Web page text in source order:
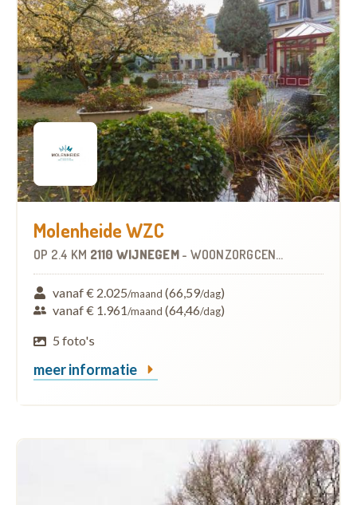
Molenheide WZC
OP 2.4 KM 2110 WIJNEGEM - WOONZORGCENTRUM (WZC)
vanaf € 2.025/maand (66,59/dag)
vanaf € 1.961/maand (64,46/dag)
5 foto's
meer informatie